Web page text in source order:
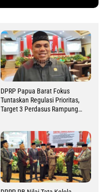
DPRP Papua Barat Fokus
Tuntaskan Regulasi Prioritas,
Target 3 Perdasus Rampung